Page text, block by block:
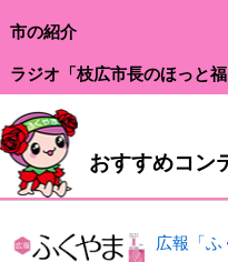
市の紹介
ラジオ「枝広市長のほっと福
おすすめコン
広報「ふ